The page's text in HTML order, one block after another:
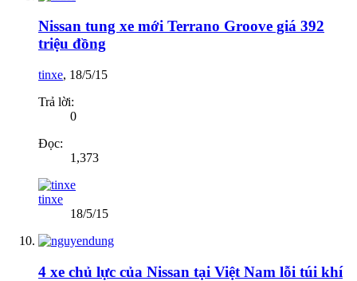
Nissan tung xe mới Terrano Groove giá 392
triệu đồng
tinxe, 18/5/15
Trả lời:
0
Đọc:
1,373
tinxe
18/5/15
4 xe chủ lực của Nissan tại Việt Nam lỗi túi khí